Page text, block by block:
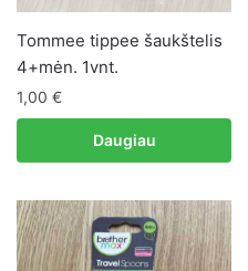
Tommee tippee šaukštelis
4+mėn. 1vnt.
1,00 €
Daugiau